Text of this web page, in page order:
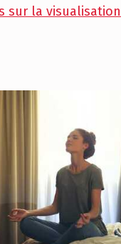
sur la visualisation